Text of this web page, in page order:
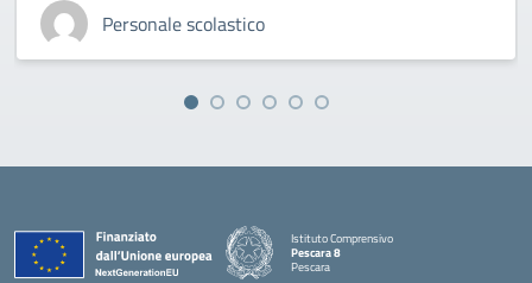
Personale scolastico
Istituto Comprensivo
Pescara 8
Pescara